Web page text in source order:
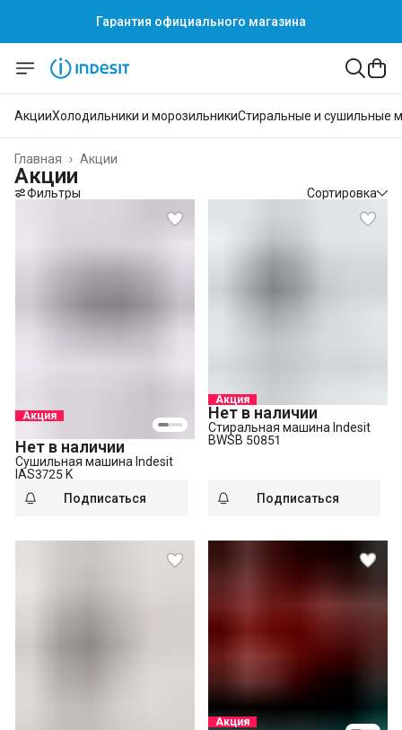
Гарантия официального магазина
Гарантия официального магазина
АкцииХолодильники и морозильникиСтиральные и сушильные
Акции
Главная ›
Акции
Фильтры Сортировка
Акция
Нет в наличии
Сушильная машина Indesit
IAS3725 K
Подписаться
Акция
Нет в наличии
Стиральная машина Indesit
BWSB 50851
Подписаться
Акция